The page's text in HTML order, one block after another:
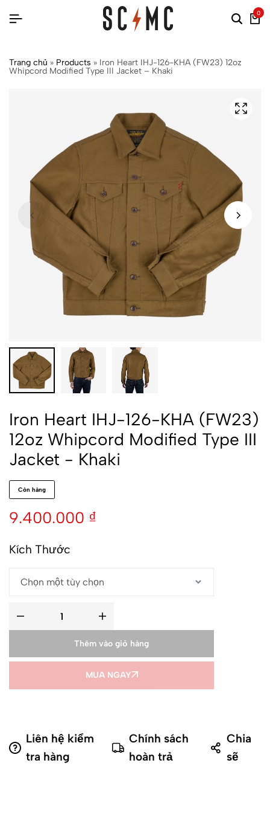
0
Trang chủ » Products » Iron Heart IHJ-126-KHA (FW23) 12oz
Whipcord Modified Type III Jacket – Khaki
Iron Heart IHJ-126-KHA (FW23)
12oz Whipcord Modified Type III
Jacket - Khaki
Còn hàng
9.400.000 ₫
Kích Thước
Thêm vào giỏ hàng
MUA NGAY
Liên hệ kiểm
tra hàng
Chính sách
hoàn trả
Chia
sẽ